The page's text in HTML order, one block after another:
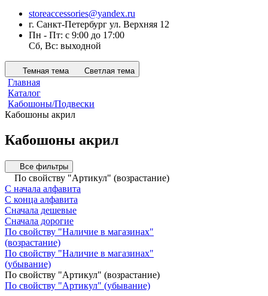
storeaccessories@yandex.ru
г. Санкт-Петербург ул. Верхняя 12
Пн - Пт: с 9:00 до 17:00
Сб, Вс: выходной
Темная тема Светлая тема
Главная
Каталог
Кабошоны/Подвески
Кабошоны акрил
Кабошоны акрил
Все фильтры
По свойству "Артикул" (возрастание)
С начала алфавита
С конца алфавита
Сначала дешевые
Сначала дорогие
По свойству "Наличие в магазинах"
(возрастание)
По свойству "Наличие в магазинах"
(убывание)
По свойству "Артикул" (возрастание)
По свойству "Артикул" (убывание)